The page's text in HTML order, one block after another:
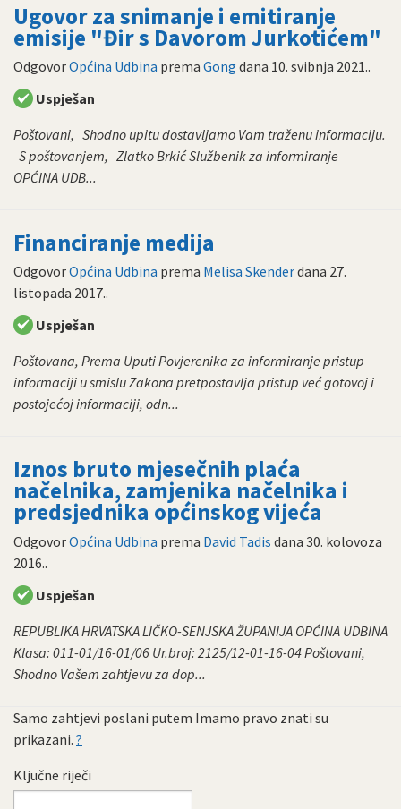
Ugovor za snimanje i emitiranje
emisije "Đir s Davorom Jurkotićem"
OdgovorOpćina Udbina prema Gong dana 10. svibnja 2021..
Uspješan
Poštovani, Shodno upitu dostavljamo Vam traženu informaciju.
S poštovanjem, Zlatko Brkić Službenik za informiranje
OPĆINA UDB...
Financiranje medija
OdgovorOpćina Udbina prema Melisa Skenderdana 27.
listopada 2017..
Uspješan
Poštovana, Prema Uputi Povjerenika za informiranje pristup
informaciji u smislu Zakona pretpostavlja pristup već gotovoj i
postojećoj informaciji, odn...
Iznos bruto mjesečnih plaća
načelnika, zamjenika načelnika i
predsjednika općinskog vijeća
OdgovorOpćina Udbina prema David Tadis dana 30. kolovoza
2016..
Uspješan
REPUBLIKA HRVATSKA LIČKO-SENJSKA ŽUPANIJA OPĆINA UDBINA
Klasa: 011-01/16-01/06 Ur.broj: 2125/12-01-16-04 Poštovani,
Shodno Vašem zahtjevu za dop...
Samo zahtjevi poslani putem Imamo pravo znati su
prikazani. ?
Ključne riječi